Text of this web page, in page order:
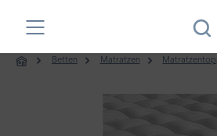
Betten Matratzen